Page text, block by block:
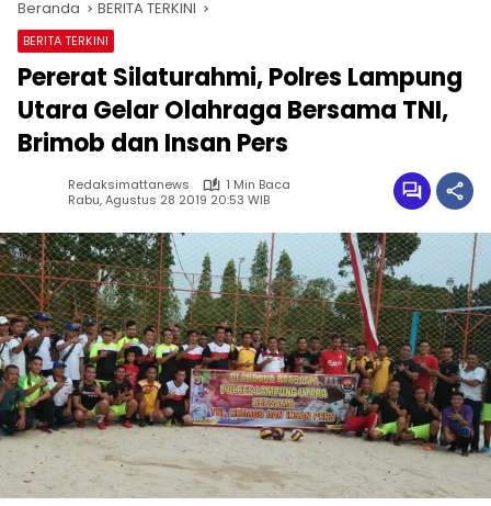
Beranda BERITA TERKINI
BERITA TERKINI
Pererat Silaturahmi, Polres Lampung
Utara Gelar Olahraga Bersama TNI,
Brimob dan Insan Pers
Redaksimattanews
1 Min Baca
Rabu, Agustus 28 2019 20:53 WIB